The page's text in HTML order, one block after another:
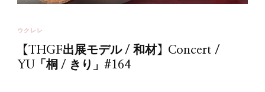
ウクレレ
【THGF出展モデル / 和材】Concert /
YU「桐 / きり」#164